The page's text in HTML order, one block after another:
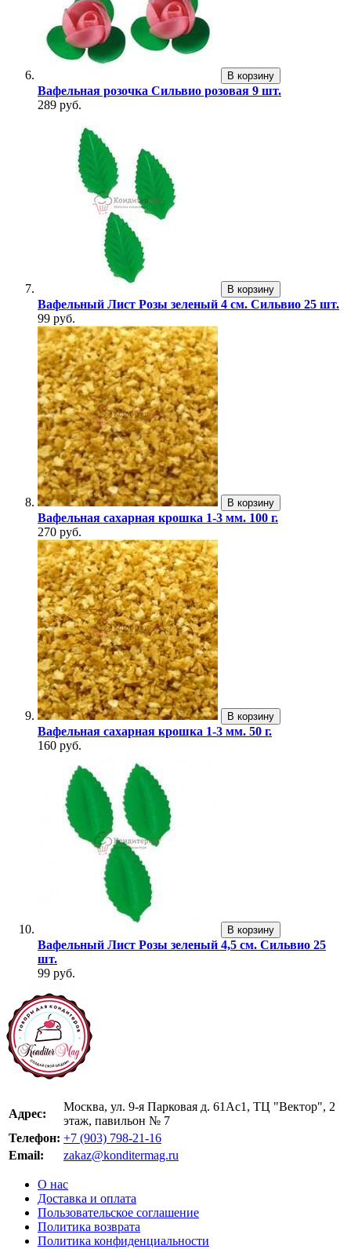
В корзину
Вафельная розочка Сильвио розовая 9 шт.
289 руб.
В корзину
Вафельный Лист Розы зеленый 4 см. Сильвио 25 шт.
99 руб.
В корзину
Вафельная сахарная крошка 1-3 мм. 100 г.
270 руб.
В корзину
Вафельная сахарная крошка 1-3 мм. 50 г.
160 руб.
В корзину
Вафельный Лист Розы зеленый 4,5 см. Сильвио 25
шт.
99 руб.
Адрес:
Москва, ул. 9-я Парковая д. 61Ас1, ТЦ "Вектор", 2
этаж, павильон № 7
Телефон: +7 (903) 798-21-16
Email:
zakaz@konditermag.ru
О нас
Доставка и оплата
Пользовательское соглашение
Политика возврата
Политика конфиденциальности